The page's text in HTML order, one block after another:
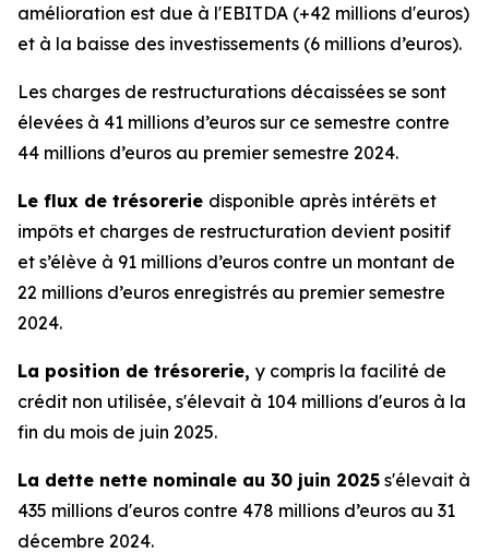
amélioration est due à l'EBITDA (+42 millions d'euros)
et à la baisse des investissements (6 millions d’euros).
Les charges de restructurations décaissées se sont
élevées à 41 millions d’euros sur ce semestre contre
44 millions d’euros au premier semestre 2024.
Le flux de trésorerie disponible après intérêts et
impôts et charges de restructuration devient positif
et s’élève à 91 millions d’euros contre un montant de
22 millions d’euros enregistrés au premier semestre
2024.
La position de trésorerie, y compris la facilité de
crédit non utilisée, s'élevait à 104 millions d'euros à la
fin du mois de juin 2025.
La dette nette nominale au 30 juin 2025 s'élevait à
435 millions d'euros contre 478 millions d’euros au 31
décembre 2024.